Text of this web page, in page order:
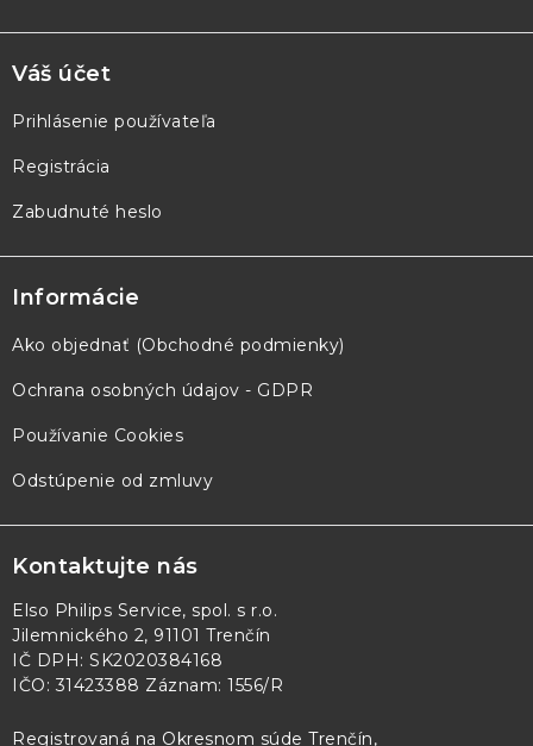
Váš účet
Prihlásenie používateľa
Registrácia
Zabudnuté heslo
Informácie
Ako objednať (Obchodné podmienky)
Ochrana osobných údajov - GDPR
Používanie Cookies
Odstúpenie od zmluvy
Kontaktujte nás
Elso Philips Service, spol. s r.o.
Jilemnického 2, 91101 Trenčín
IČ DPH: SK2020384168
IČO: 31423388 Záznam: 1556/R
Registrovaná na Okresnom súde Trenčín,